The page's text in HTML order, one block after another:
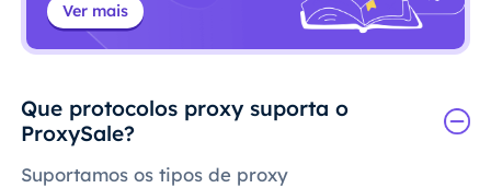
Ver mais
Que protocolos proxy suporta o
ProxySale?
Suportamos os tipos de proxy